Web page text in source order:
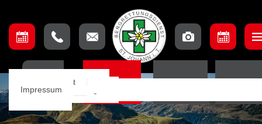
Einsätze
Einsatzbeschreibung
Einsatzkarte
Mannschaft
Ausbildungsteam
Aufnahmebedingungen
Lage & Anfahrt
Impressum